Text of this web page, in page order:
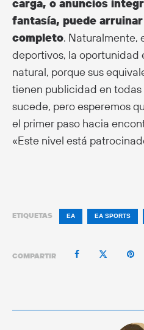
carga, o anuncios
fantasía, puede
completo. Naturalmente,
deportivos, la oportunidad
natural, porque sus
tienen publicidad en todas
sucede, pero esperemos
el primer paso hacia
«Este nivel está
ETIQUETAS EA EA SPORTS
COMPARTIR